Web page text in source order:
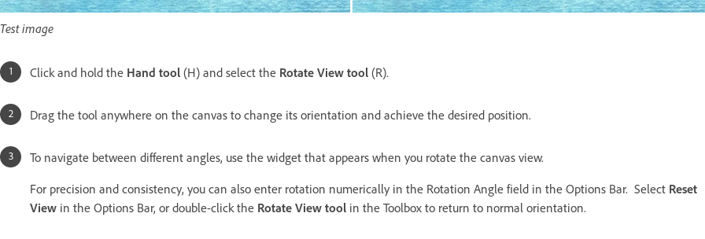
Test image
Click and hold the Hand tool (H) and select the Rotate View tool (R).
Drag the tool anywhere on the canvas to change its orientation and achieve the desired position.
To navigate between different angles, use the widget that appears when you rotate the canvas view.
For precision and consistency, you can also enter rotation numerically in the Rotation Angle field in the Options Bar. Select Reset
View in the Options Bar, or double-click the Rotate View tool in the Toolbox to return to normal orientation.